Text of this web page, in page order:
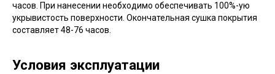
часов. При нанесении необходимо обеспечивать 100%-ую
укрывистость поверхности. Окончательная сушка покрытия
составляет 48-76 часов.
Условия эксплуатации